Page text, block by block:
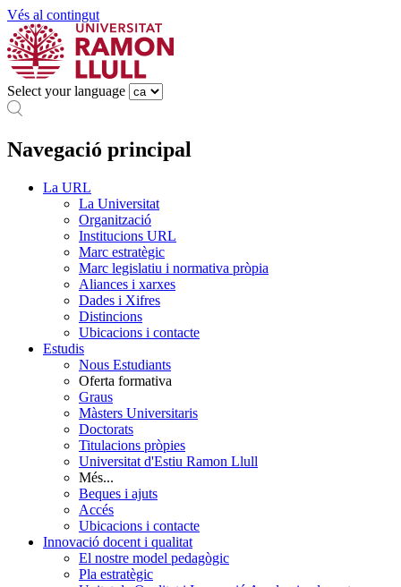
Vés al contingut
Select your language
Navegació principal
La URL
La Universitat
Organització
Institucions URL
Marc estratègic
Marc legislatiu i normativa pròpia
Aliances i xarxes
Dades i Xifres
Distincions
Ubicacions i contacte
Estudis
Nous Estudiants
Oferta formativa
Graus
Màsters Universitaris
Doctorats
Titulacions pròpies
Universitat d'Estiu Ramon Llull
Més...
Beques i ajuts
Accés
Ubicacions i contacte
Innovació docent i qualitat
El nostre model pedagògic
Pla estratègic